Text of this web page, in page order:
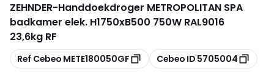
ZEHNDER-Handdoekdroger METROPOLITAN SPA
badkamer elek. H1750xB500 750W RAL9016
23,6kg RF
Kopiëren
Ref Cebeo METE180050GF Kopiëren
Cebeo ID 5705004